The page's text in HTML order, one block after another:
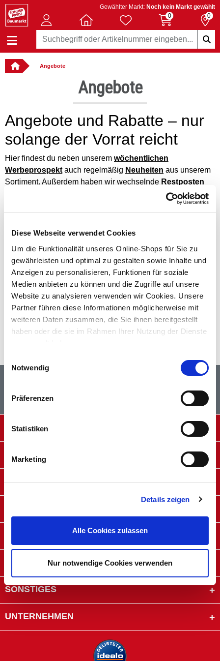
Diese Webseite verwendet Cookies
Um die Funktionalität unseres Online-Shops für Sie zu
gewährleisten und optimal zu gestalten sowie Inhalte und
Anzeigen zu personalisieren, Funktionen für soziale
Medien anbieten zu können und die Zugriffe auf unsere
Website zu analysieren verwenden wir Cookies. Unsere
Partner führen diese Informationen möglicherweise mit
weiteren Daten zusammen, die Sie ihnen bereitgestellt
haben oder die sie im Rahmen Ihrer Nutzung der Dienste
gesammelt haben.
Notwendig
Präferenzen
Statistiken
Marketing
Details zeigen
Alle Cookies zulassen
Nur notwendige Cookies verwenden
Gewählter Markt: Noch kein Markt gewählt
0
0
Angebote
Angebote
Angebote und Rabatte – nur
solange der Vorrat reicht
Hier findest du neben unserem wöchentlichen
Werbeprospektauch regelmäßig Neuheiten aus unserem
Sortiment. Außerdem haben wir wechselnde Restposten
für dich. Ein dauerhaft gutes Preis-Leistungs-
Kategorien Garten & Freizeit, Renovieren & Wohnen und
Technik & Werkzeug sowie unsereOnline
Wochenangebote.
Vielleicht bist du auch auf der Suche nach Schnäppchen
1 Euro
,bis 5 Euro oder bis 10 Euro
oder du suchst gezielt
nach Geschenkideen .
Filtern
Facebook
AKTUELLE WERBUNG
SERVICE
ZAHLUNGSARTEN
MACHER-KARTE
TIPPS & TRICKS
SONSTIGES
UNTERNEHMEN